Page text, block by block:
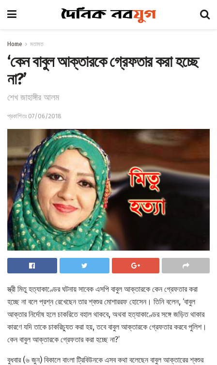
Home মতামত
‘কেন বাবুল আক্তারকে গ্রেফতার করা হচ্ছে
না?’
শেখ জাহাঙ্গীর আলম
প্রকাশিতঃ 07/06/2018
স্ত্রী মিতু হত্যাকাণ্ডের ঘটনায় সাবেক এসপি বাবুল আক্তারকে কেন গ্রেফতার করা
হচ্ছে না বলে প্রশ্ন রেখেছেন তার শ্বশুর মোশাররফ হোসেন। তিনি বলেন, ‘বাবুল
আক্তার নির্দোষ হলে চাকরিতে বহাল থাকবে, অথবা হত্যাকাণ্ডের সঙ্গে জড়িত থাকার
কারণে যদি তাকে চাকরিচ্যুত করা হয়, তবে বাবুল আক্তারকে গ্রেফতার করবে পুলিশ।
কেন বাবুল আক্তারকে গ্রেফতার করা হচ্ছে না?’
বুধবার (৬ জুন) বিকালে বাংলা ট্রিবিউনকে এসব কথা বলেছেন বাবুল আক্তারের শ্বশুর